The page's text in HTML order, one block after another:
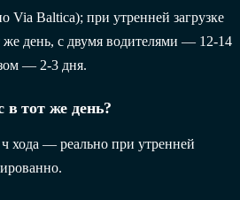
Baltica); при утренней загрузке
же день, с двумя водителями — 12-14
— 2-3 дня.
тот же день?
хода — реально при утренней